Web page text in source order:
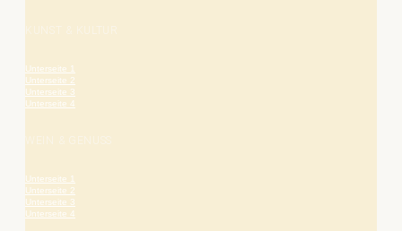
Unterseite 1
Unterseite 2
Unterseite 3
Unterseite 4
Unterseite 1
Unterseite 2
Unterseite 3
Unterseite 4